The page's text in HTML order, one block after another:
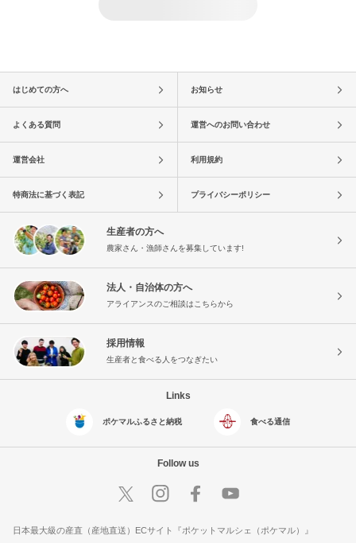
はじめての方へ お知らせ
よくある質問 運営へのお問い合わせ
運営会社 利用規約
特商法に基づく表記 プライバシーポリシー
生産者の方へ
農家さん・漁師さんを募集しています!
法人・自治体の方へ
アライアンスのご相談はこちらから
採用情報
生産者と食べる人をつなぎたい
Links
ポケマルふるさと納税 食べる通信
Follow us
日本最大級の産直（産地直送）ECサイト『ポケットマルシェ（ポケマル）』